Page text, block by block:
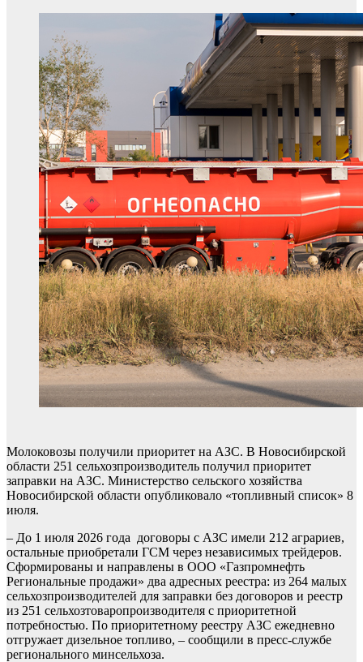
Молоковозы получили приоритет на АЗС. В Новосибирской
области 251 сельхозпроизводитель получил приоритет
заправки на АЗС. Министерство сельского хозяйства
Новосибирской области опубликовало «топливный список» 8
июля.
– До 1 июля 2026 года договоры с АЗС имели 212 аграриев,
остальные приобретали ГСМ через независимых трейдеров.
Сформированы и направлены в ООО «Газпромнефть
Региональные продажи» два адресных реестра: из 264 малых
сельхозпроизводителей для заправки без договоров и реестр
из 251 сельхозтоваропроизводителя с приоритетной
потребностью. По приоритетному реестру АЗС ежедневно
отгружает дизельное топливо, – сообщили в пресс-службе
регионального минсельхоза.